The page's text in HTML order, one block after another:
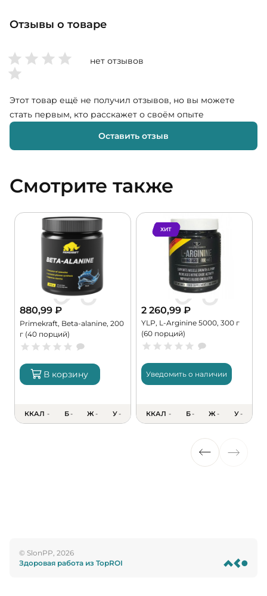
Отзывы о товаре
нет отзывов
Этот товар ещё не получил отзывов, но вы можете
стать первым, кто расскажет о своём опыте
Оставить отзыв
Смотрите также
880,99 ₽
Primekraft, Beta-alanine, 200
г (40 порций)
В корзину
ККАЛ - Б- Ж- У-
ХИТ
2 260,99 ₽
YLP, L-Arginine 5000, 300 г
(60 порций)
Уведомить о наличии
ККАЛ - Б- Ж- У-
© SlonPP, 2026
Здоровая работа из TopROI